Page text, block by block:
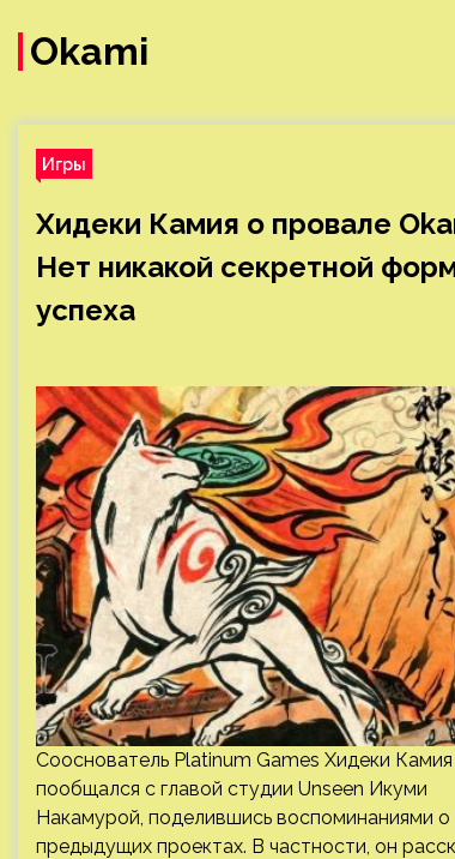
Okami
Игры
Хидеки Камия о провале
Нет никакой секретной
успеха
Сооснователь Platinum Games Хидеки Камия
пообщался с главой студии Unseen Икуми
Накамурой, поделившись воспоминаниями о
предыдущих проектах. В частности, он